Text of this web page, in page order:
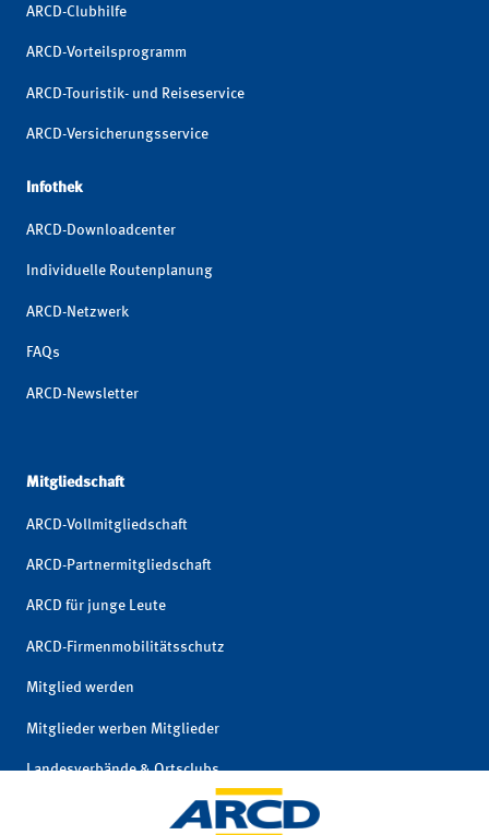
ARCD-Clubhilfe
ARCD-Vorteilsprogramm
ARCD-Touristik- und Reiseservice
ARCD-Versicherungsservice
Infothek
ARCD-Downloadcenter
Individuelle Routenplanung
ARCD-Netzwerk
FAQs
ARCD-Newsletter
Mitgliedschaft
ARCD-Vollmitgliedschaft
ARCD-Partnermitgliedschaft
ARCD für junge Leute
ARCD-Firmenmobilitätsschutz
Mitglied werden
Mitglieder werben Mitglieder
Landesverbände & Ortsclubs
Mitgliedschaft kündigen